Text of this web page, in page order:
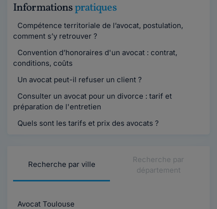
Informationspratiques
Compétence territoriale de l’avocat, postulation,
comment s’y retrouver ?
Convention d’honoraires d'un avocat : contrat,
conditions, coûts
Un avocat peut-il refuser un client ?
Consulter un avocat pour un divorce : tarif et
préparation de l'entretien
Quels sont les tarifs et prix des avocats ?
Recherche par ville
Recherche par
département
Avocat Toulouse